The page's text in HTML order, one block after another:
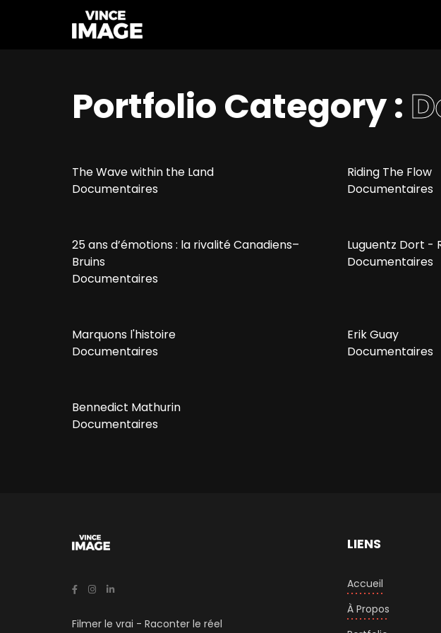
Portfolio Category :
The Wave within the Land
Documentaires
Riding The Flow
Documentaires
25 ans d’émotions : la rivalité Canadiens–
Bruins
Documentaires
Luguentz Dort -
Documentaires
Marquons l'histoire
Documentaires
Erik Guay
Documentaires
Bennedict Mathurin
Documentaires
Filmer le vrai - Raconter le réel
LIENS
Accueil
À Propos